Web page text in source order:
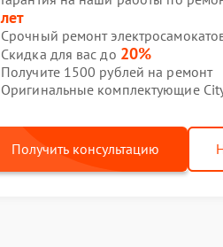
лет
Срочный ремонт
Скидка для вас до 20%
Получите 1500 рублей на ремонт
Оригинальные комплектующие
Получить консультацию